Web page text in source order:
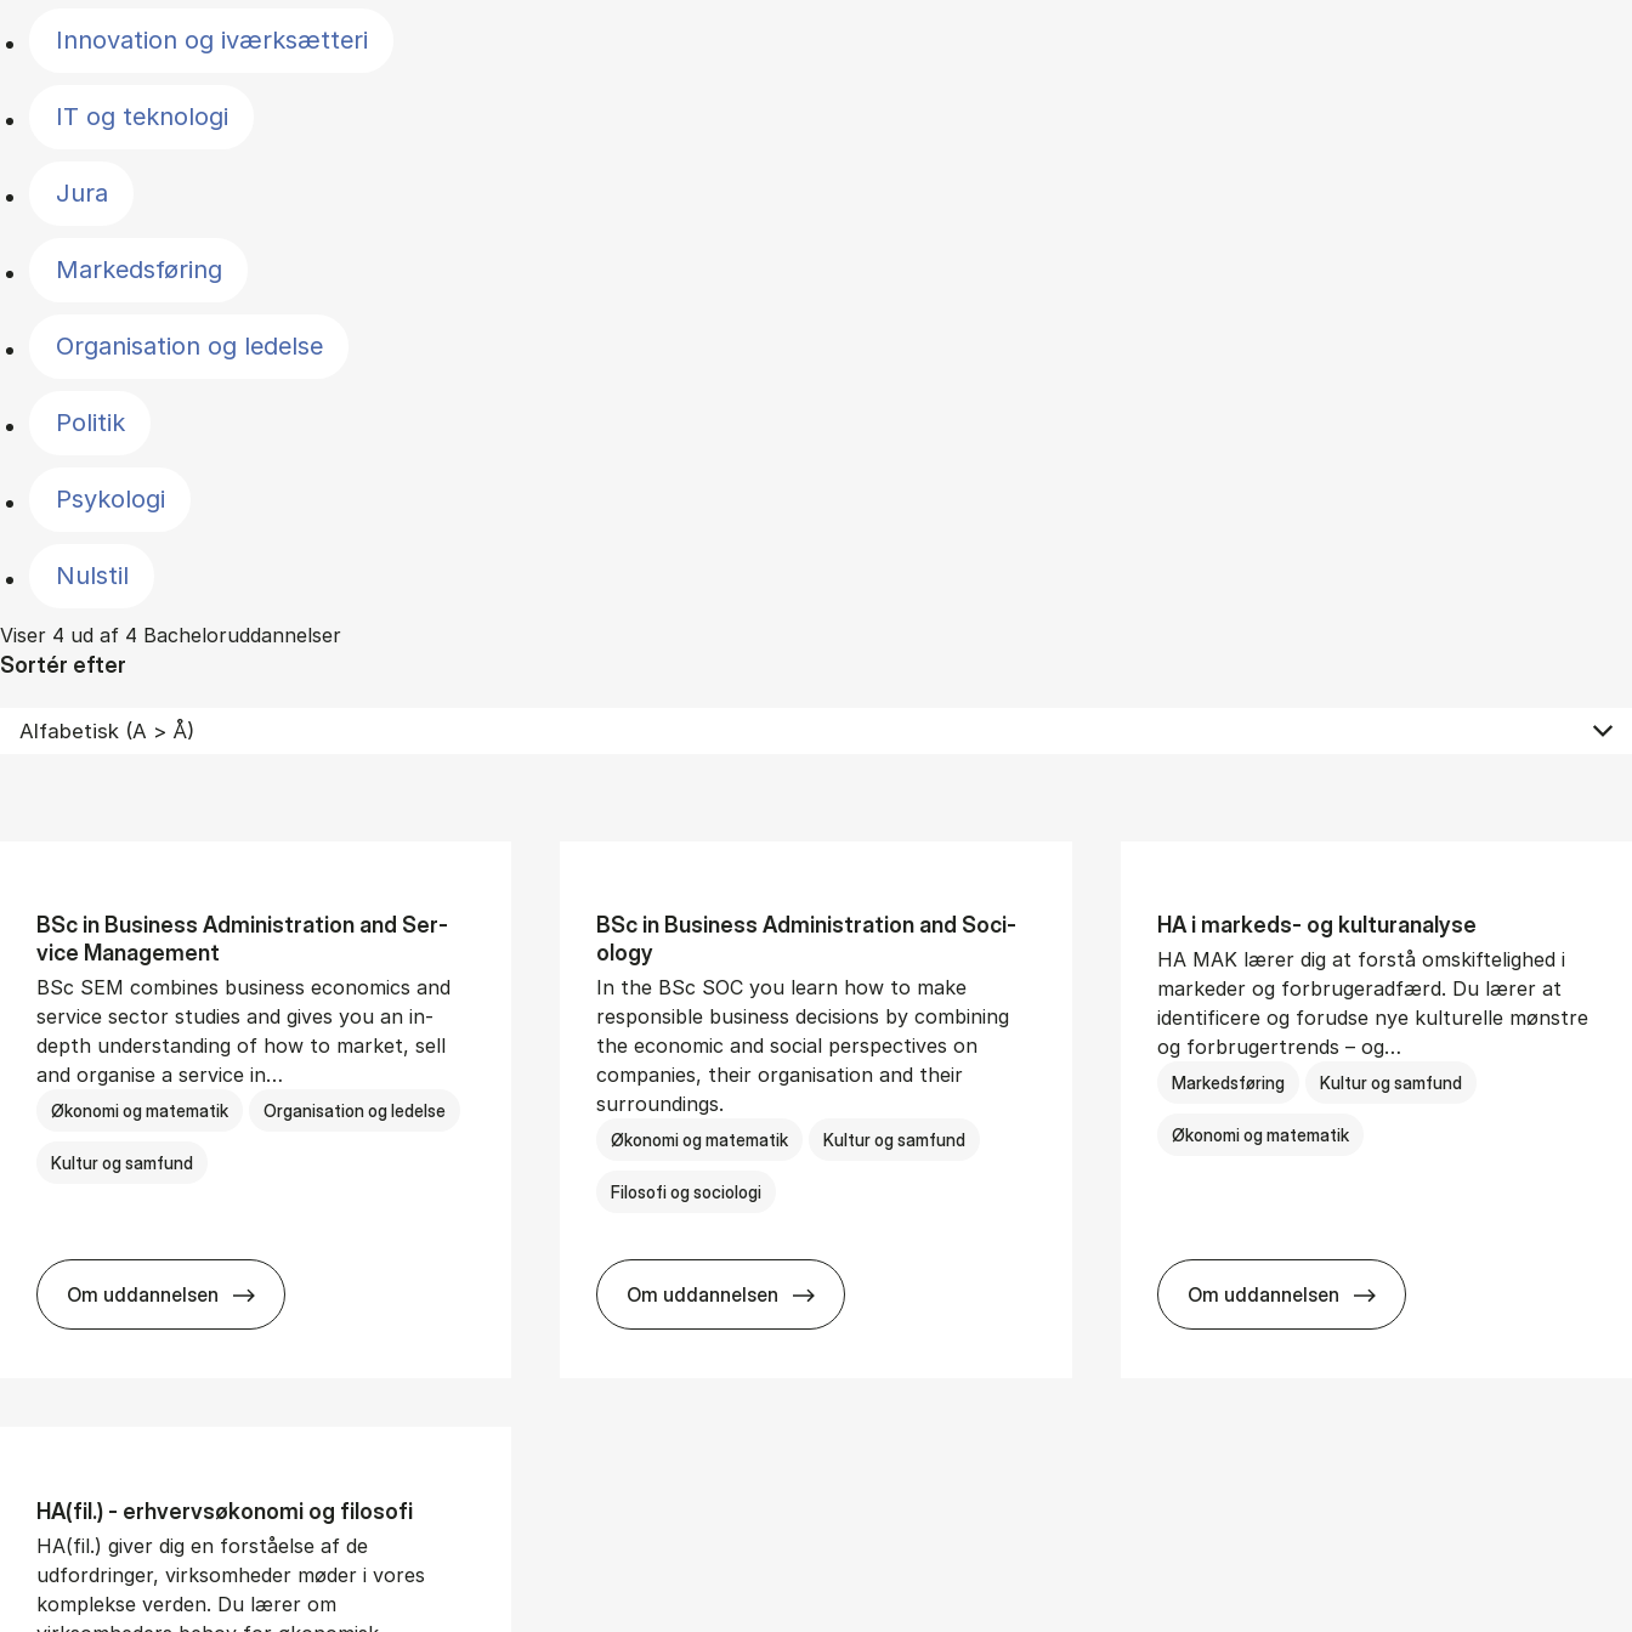
Innovation og iværksætteri
IT og teknologi
Jura
Markedsføring
Organisation og ledelse
Politik
Psykologi
Nulstil
Viser 4 ud af 4 Bacheloruddannelser
Sortér efter
BSc in Busi­ness Ad­min­is­tra­tion and Ser­
vice Man­age­ment
BSc SEM combines business economics and
service sector studies and gives you an in-
depth understanding of how to market, sell
and organise a service in…
Økonomi og matematik Organisation og ledelse
Kultur og samfund
Om uddannelsen
BSc in Busi­ness Ad­min­is­tra­tion and Ser­vice Man­age­ment
BSc in Busi­ness Ad­min­is­tra­tion and So­ci­
ology
In the BSc SOC you learn how to make
responsible business decisions by combining
the economic and social perspectives on
companies, their organisation and their
surroundings.
Økonomi og matematik Kultur og samfund
Filosofi og sociologi
Om uddannelsen
BSc in Busi­ness Ad­min­is­tra­tion and So­ci­ology
HA i mar­keds- og kul­tu­r­a­na­ly­se
HA MAK lærer dig at forstå omskiftelighed i
markeder og forbrugeradfærd. Du lærer at
identificere og forudse nye kulturelle mønstre
og forbrugertrends – og…
Markedsføring Kultur og samfund
Økonomi og matematik
Om uddannelsen
HA i mar­keds- og kul­tu­r­a­na­ly­se
HA(fil.) - erhvervs­økonomi og fi­lo­so­fi
HA(fil.) giver dig en forståelse af de
udfordringer, virksomheder møder i vores
komplekse verden. Du lærer om